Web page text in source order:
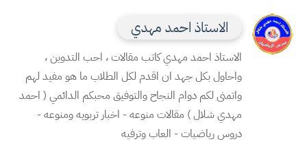
الاستاذ احمد مهدي
الاستاذ احمد مهدي كاتب مقالات ، احب التدوين ،
واحاول بكل جهد ان اقدم لكل الطلاب ما هو مفيد لهم
واتمنى لكم دوام النجاح والتوفيق محبكم الدائمي ( احمد
مهدي شلال ) مقالات منوعه - اخبار تربويه ومنوعه -
دروس رياضيات - العاب وترفيه